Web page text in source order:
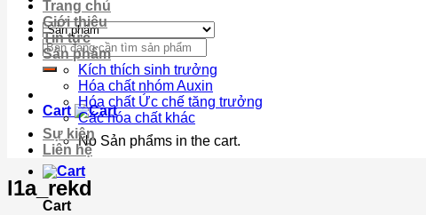
Search
for:
Cart
No Sản phẩms in the cart.
Cart
Trang chủ
Giới thiệu
Tin tức
Sản phẩm
Kích thích sinh trưởng
Hóa chất nhóm Auxin
Hóa chất Ức chế tăng trưởng
Các hóa chất khác
Sự kiện
Liên hệ
l1a_rekd